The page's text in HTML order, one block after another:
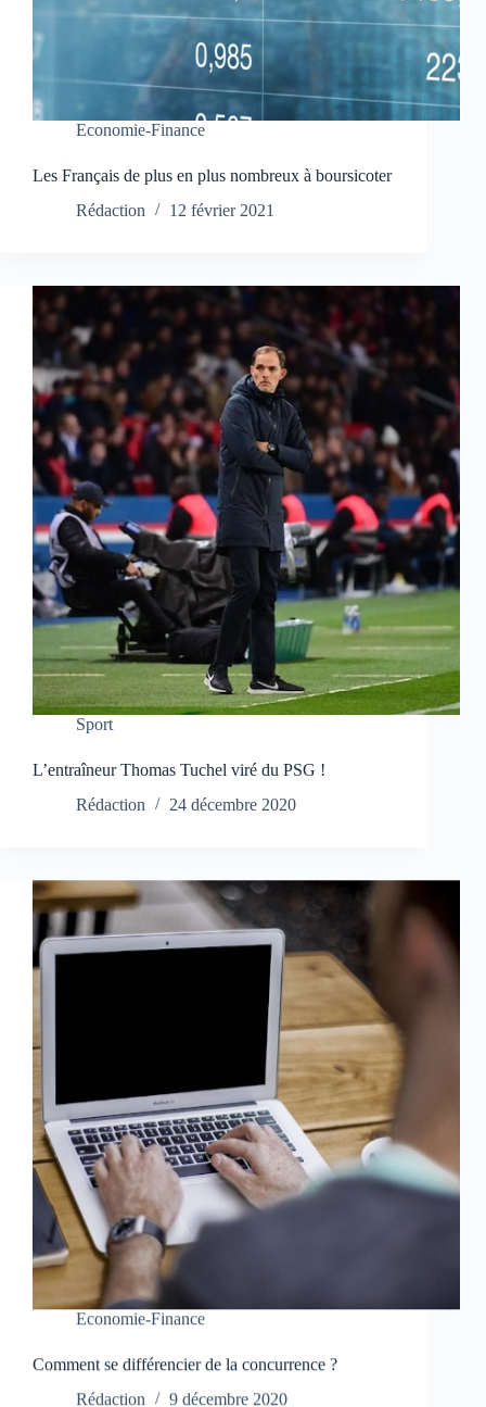
Economie-Finance
Les Français de plus en plus nombreux à boursicoter
Rédaction
12 février 2021
Sport
L’entraîneur Thomas Tuchel viré du PSG !
Rédaction
24 décembre 2020
Economie-Finance
Comment se différencier de la concurrence ?
Rédaction
9 décembre 2020